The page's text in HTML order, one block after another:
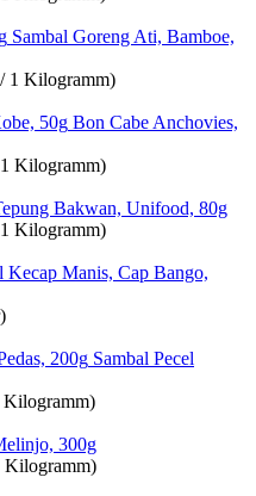
Sambal Goreng Ati, Bamboe,
1 Kilogramm)
Bon Cabe Anchovies,
Kilogramm)
Bakwan, Unifood, 80g
Kilogramm)
Kecap Manis, Cap Bango,
Sambal Pecel
300g
Kilogramm)